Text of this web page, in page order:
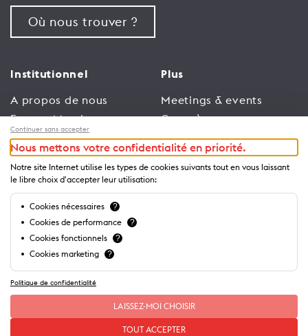
Où nous trouver ?
Institutionnel
A propos de nous
Espace Membres
Emploi
Conditions générales
d’utilisation
Politique de
confidentialité
Plus
Meetings & events
Congrès
Trade
Espace Médias
Annonceurs
Brochures et guides
Continuer sans accepter
Nous mettons votre confidentialité en priorité.
Notre site Internet utilise les types de cookies suivants tout en vous laissant
le libre choix d'accepter leur utilisation:
Cookies nécessaires ?
Cookies de performance ?
Cookies fonctionnels ?
Cookies marketing ?
Politique de confidentialité
LAISSEZ-MOI CHOISIR
TOUT ACCEPTER